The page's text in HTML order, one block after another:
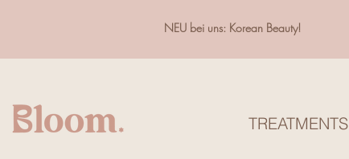
NEU bei uns: Korean Beauty!
TREATMENTS